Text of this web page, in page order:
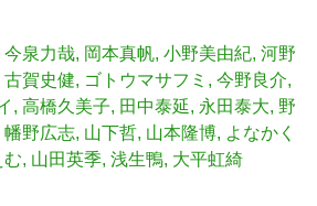
今泉力哉 岡本真帆 小野美由紀 河野
古賀史健 ゴトウマサフミ
今野良介
高橋久美子 田中泰延 永田泰大 野
幡野広志 山下哲 山本隆博 よなかく
む 山田英季 浅生鴨 大平虹綺